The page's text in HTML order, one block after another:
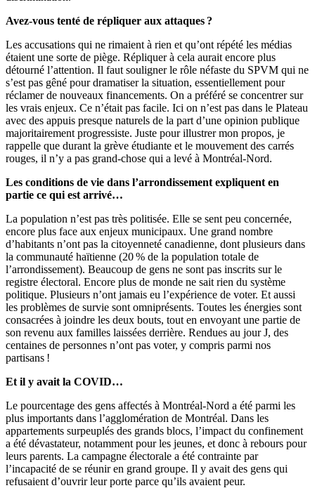
Avez-vous tenté de répliquer aux attaques ?
Les accusations qui ne rimaient à rien et qu’ont répété les médias
étaient une sorte de piège. Répliquer à cela aurait encore plus
détourné l’attention. Il faut souligner le rôle néfaste du SPVM qui ne
s’est pas gêné pour dramatiser la situation, essentiellement pour
réclamer de nouveaux financements. On a préféré se concentrer sur
les vrais enjeux. Ce n’était pas facile. Ici on n’est pas dans le Plateau
avec des appuis presque naturels de la part d’une opinion publique
majoritairement progressiste. Juste pour illustrer mon propos, je
rappelle que durant la grève étudiante et le mouvement des carrés
rouges, il n’y a pas grand-chose qui a levé à Montréal-Nord.
Les conditions de vie dans l’arrondissement expliquent en
partie ce qui est arrivé…
La population n’est pas très politisée. Elle se sent peu concernée,
encore plus face aux enjeux municipaux. Une grand nombre
d’habitants n’ont pas la citoyenneté canadienne, dont plusieurs dans
la communauté haïtienne (20 % de la population totale de
l’arrondissement). Beaucoup de gens ne sont pas inscrits sur le
registre électoral. Encore plus de monde ne sait rien du système
politique. Plusieurs n’ont jamais eu l’expérience de voter. Et aussi
les problèmes de survie sont omniprésents. Toutes les énergies sont
consacrées à joindre les deux bouts, tout en envoyant une partie de
son revenu aux familles laissées derrière. Rendues au jour J, des
centaines de personnes n’ont pas voter, y compris parmi nos
partisans !
Et il y avait la COVID…
Le pourcentage des gens affectés à Montréal-Nord a été parmi les
plus importants dans l’agglomération de Montréal. Dans les
appartements surpeuplés des grands blocs, l’impact du confinement
a été dévastateur, notamment pour les jeunes, et donc à rebours pour
leurs parents. La campagne électorale a été contrainte par
l’incapacité de se réunir en grand groupe. Il y avait des gens qui
refusaient d’ouvrir leur porte parce qu’ils avaient peur.